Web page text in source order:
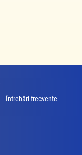
Întrebări frecvente